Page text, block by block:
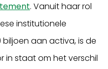
. Vanuit haar rol
institutionele
aan activa, is de
in staat om ​​het verschil